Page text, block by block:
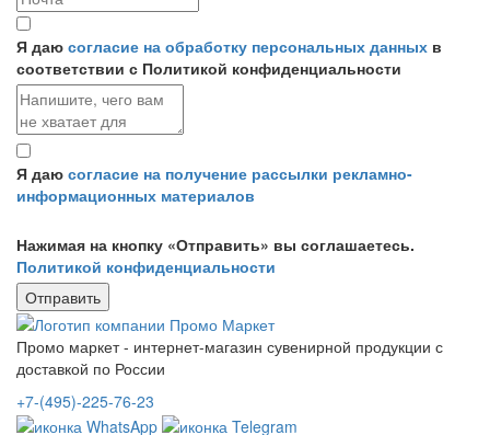
Я даю согласие на обработку персональных данных в
соответствии с Политикой конфиденциальности
Я даю согласие на получение рассылки рекламно-
информационных материалов
Нажимая на кнопку «Отправить» вы соглашаетесь.
Политикой конфиденциальности
Промо маркет - интернет-магазин сувенирной продукции с
доставкой по России
+7-(495)-225-76-23